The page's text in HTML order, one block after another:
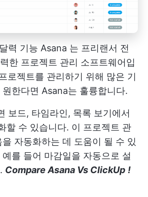
력 기능 Asana 는 프리랜서 전
한 프로젝트 관리 소프트웨어입
로젝트를 관리하기 위해 많은 기
한다면 Asana는 훌륭합니다.
보드, 타임라인, 목록 보기에서
할 수 있습니다. 이 프로젝트 관
자동화하는 데 도움이 될 수 있
예를 들어 마감일을 자동으로 설
Compare Asana Vs ClickUp !